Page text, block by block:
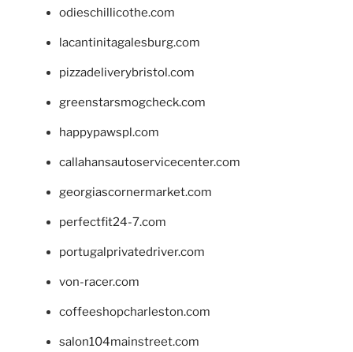
odieschillicothe.com
lacantinitagalesburg.com
pizzadeliverybristol.com
greenstarsmogcheck.com
happypawspl.com
callahansautoservicecenter.com
georgiascornermarket.com
perfectfit24-7.com
portugalprivatedriver.com
von-racer.com
coffeeshopcharleston.com
salon104mainstreet.com